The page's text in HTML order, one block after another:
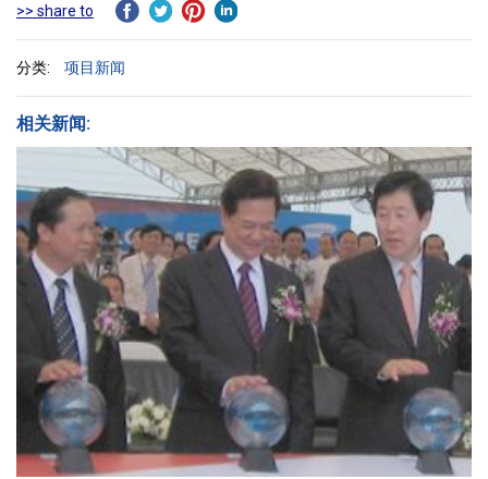
>> share to
分类: 项目新闻
相关新闻: